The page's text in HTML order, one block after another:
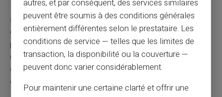
protection contre les fraudes bancairesrepose
sur plusieurs piliers fondamentaux. La sensibilisation
constitue la clé principale pour éviter les pièges tendus
par les escrocs. Une formation régulière des particuliers
et professionnels sur les nouvelles techniques permet
de maintenir un niveau de vigilance adapté aux
évolutions constantes.
autres, et par conséquent, des services similaires
peuvent être soumis à des conditions générales
entièrement différentes selon le prestataire. Les
conditions de service — telles que les limites de
transaction, la disponibilité ou la couverture —
peuvent donc varier considérablement.
Pour maintenir une certaine clarté et offrir une